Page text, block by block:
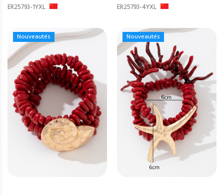
ER25793-1YXL ER25793-4YXL
Nouveautés Nouveautés